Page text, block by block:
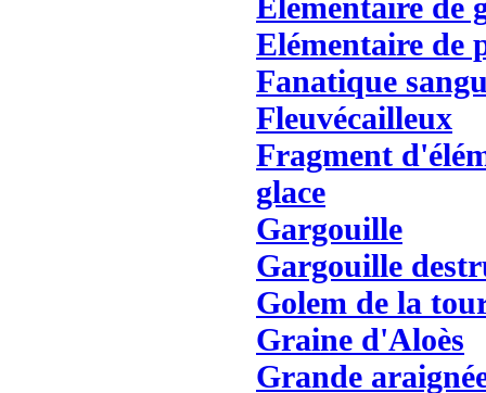
Elémentaire de
Elémentaire de
Fanatique
Fleuvécailleux
Fragment
glace
Gargouille
Gargouille
Golem de la
Graine d'Aloès
Grande